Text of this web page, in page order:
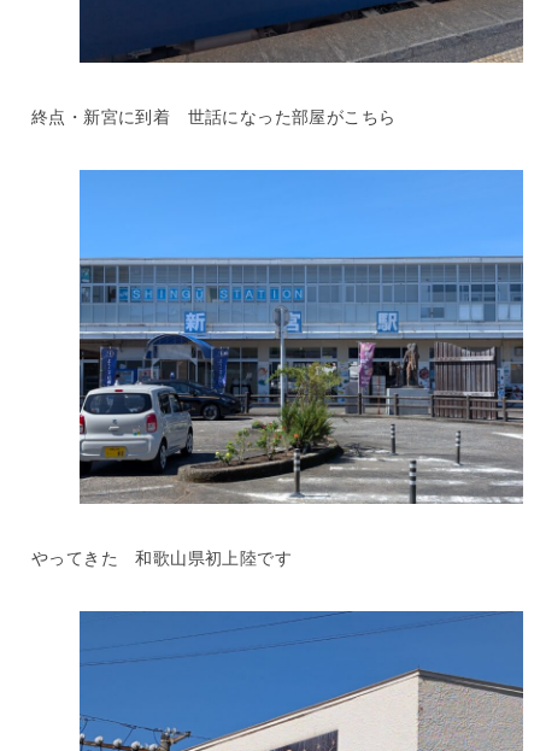
終点・新宮に到着 世話になった部屋がこちら
やってきた 和歌山県初上陸です